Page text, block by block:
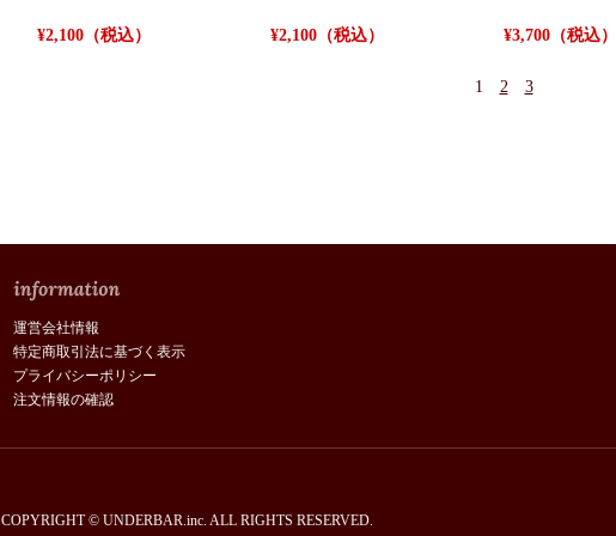
¥2,100（税込） ¥2,100（税込） ¥3,700（税込）
1 2 3
運営会社情報
特定商取引法に基づく表示
プライバシーポリシー
注文情報の確認
COPYRIGHT © UNDERBAR.inc. ALL RIGHTS RESERVED.